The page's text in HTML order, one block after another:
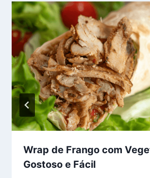
Wrap de Frango com
Gostoso e Fácil